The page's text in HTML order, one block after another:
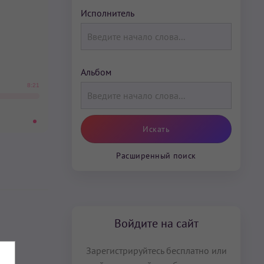
8:21
Исполнитель
Альбом
Расширенный поиск
Войдите на сайт
Зарегистрируйтесь бесплатно или